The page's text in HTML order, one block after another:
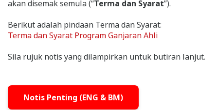
akan disemak semula (“Terma dan Syarat”).
Berikut adalah pindaan Terma dan Syarat:
Terma dan Syarat Program Ganjaran Ahli
Sila rujuk notis yang dilampirkan untuk butiran lanjut.
Notis Penting (ENG & BM)